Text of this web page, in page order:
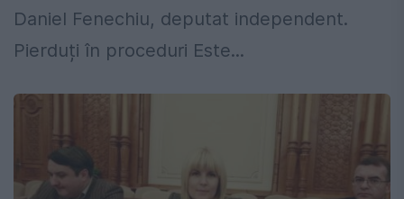
Daniel Fenechiu, deputat independent.
Pierduți în proceduri Este...